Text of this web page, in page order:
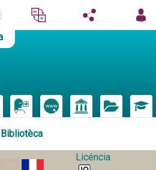
Bibliotèca
Licéncia